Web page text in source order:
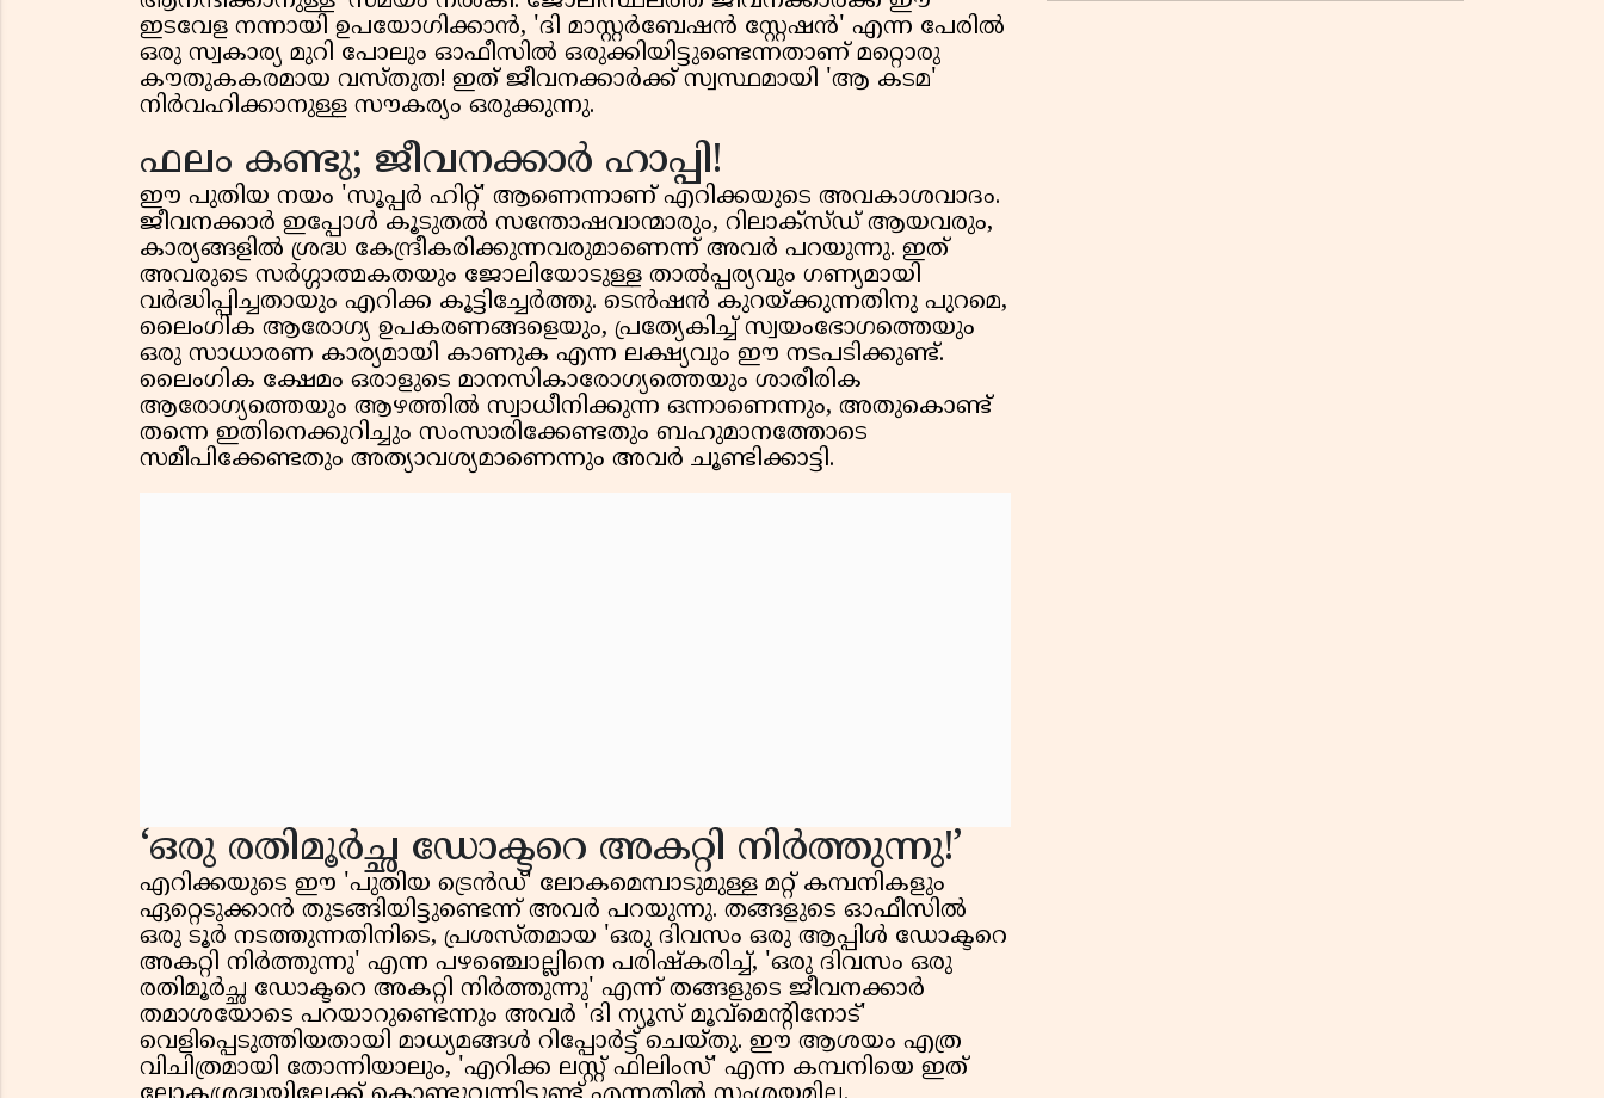
ഇടവേള നന്നായി ഉപയോഗിക്കാൻ, 'ദി മാസ്റ്റർബേഷൻ സ്റ്റേഷൻ' എന്ന പേരിൽ
ഒരു സ്വകാര്യ മുറി പോലും ഓഫീസിൽ ഒരുക്കിയിട്ടുണ്ടെന്നതാണ് മറ്റൊരു
കൗതുകകരമായ വസ്തുത! ഇത് ജീവനക്കാർക്ക് സ്വസ്ഥമായി 'ആ കടമ'
നിർവഹിക്കാനുള്ള സൗകര്യം ഒരുക്കുന്നു.
ഫലം കണ്ടു; ജീവനക്കാർ ഹാപ്പി!
ഈ പുതിയ നയം 'സൂപ്പർ ഹിറ്റ്' ആണെന്നാണ് എറിക്കയുടെ അവകാശവാദം.
ജീവനക്കാർ ഇപ്പോൾ കൂടുതൽ സന്തോഷവാന്മാരും, റിലാക്സ്ഡ് ആയവരും,
കാര്യങ്ങളിൽ ശ്രദ്ധ കേന്ദ്രീകരിക്കുന്നവരുമാണെന്ന് അവർ പറയുന്നു. ഇത്
അവരുടെ സർഗ്ഗാത്മകതയും ജോലിയോടുള്ള താൽപ്പര്യവും ഗണ്യമായി
വർദ്ധിപ്പിച്ചതായും എറിക്ക കൂട്ടിച്ചേർത്തു. ടെൻഷൻ കുറയ്ക്കുന്നതിനു പുറമെ,
ലൈംഗിക ആരോഗ്യ ഉപകരണങ്ങളെയും, പ്രത്യേകിച്ച് സ്വയംഭോഗത്തെയും
ഒരു സാധാരണ കാര്യമായി കാണുക എന്ന ലക്ഷ്യവും ഈ നടപടിക്കുണ്ട്.
ലൈംഗിക ക്ഷേമം ഒരാളുടെ മാനസികാരോഗ്യത്തെയും ശാരീരിക
ആരോഗ്യത്തെയും ആഴത്തിൽ സ്വാധീനിക്കുന്ന ഒന്നാണെന്നും, അതുകൊണ്ട്
തന്നെ ഇതിനെക്കുറിച്ചും സംസാരിക്കേണ്ടതും ബഹുമാനത്തോടെ
സമീപിക്കേണ്ടതും അത്യാവശ്യമാണെന്നും അവർ ചൂണ്ടിക്കാട്ടി.
‘ഒരു രതിമൂർച്ഛ ഡോക്ടറെ അകറ്റി നിർത്തുന്നു!’
എറിക്കയുടെ ഈ 'പുതിയ ട്രെൻഡ്' ലോകമെമ്പാടുമുള്ള മറ്റ് കമ്പനികളും
ഏറ്റെടുക്കാൻ തുടങ്ങിയിട്ടുണ്ടെന്ന് അവർ പറയുന്നു. തങ്ങളുടെ ഓഫീസിൽ
ഒരു ടൂർ നടത്തുന്നതിനിടെ, പ്രശസ്തമായ 'ഒരു ദിവസം ഒരു ആപ്പിൾ ഡോക്ടറെ
അകറ്റി നിർത്തുന്നു' എന്ന പഴഞ്ചൊല്ലിനെ പരിഷ്കരിച്ച്, 'ഒരു ദിവസം ഒരു
രതിമൂർച്ഛ ഡോക്ടറെ അകറ്റി നിർത്തുന്നു' എന്ന് തങ്ങളുടെ ജീവനക്കാർ
തമാശയോടെ പറയാറുണ്ടെന്നും അവർ 'ദി ന്യൂസ് മൂവ്‌മെന്റിനോട്'
വെളിപ്പെടുത്തിയതായി മാധ്യമങ്ങൾ റിപ്പോർട്ട് ചെയ്തു. ഈ ആശയം എത്ര
വിചിത്രമായി തോന്നിയാലും, 'എറിക്ക ലസ്റ്റ് ഫിലിംസ്' എന്ന കമ്പനിയെ ഇത്